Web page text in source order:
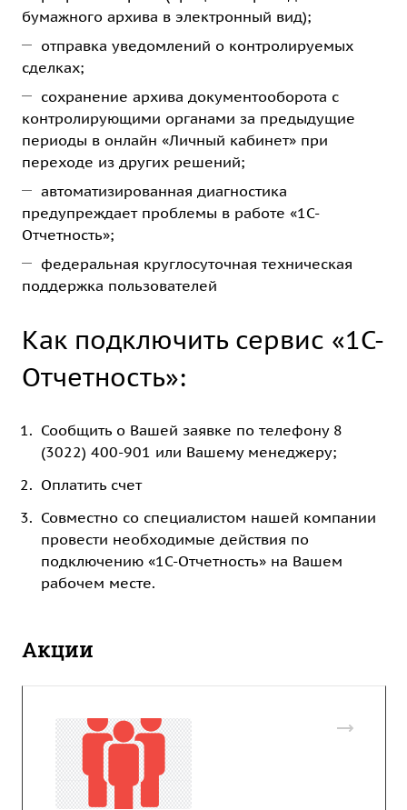
бумажного архива в электронный вид);
отправка уведомлений о контролируемых
сделках;
сохранение архива документооборота с
контролирующими органами за предыдущие
периоды в онлайн «Личный кабинет» при
переходе из других решений;
автоматизированная диагностика
предупреждает проблемы в работе «1С-
Отчетность»;
федеральная круглосуточная техническая
поддержка пользователей
Как подключить сервис «1С-
Отчетность»:
Сообщить о Вашей заявке по телефону 8
(3022) 400-901 или Вашему менеджеру;
Оплатить счет
Совместно со специалистом нашей компании
провести необходимые действия по
подключению «1С-Отчетность» на Вашем
рабочем месте.
Акции